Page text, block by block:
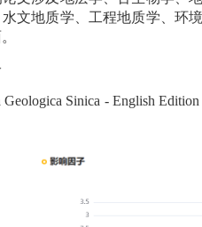
水文地质学、工程地质学、环
Geologica Sinica - English Edition